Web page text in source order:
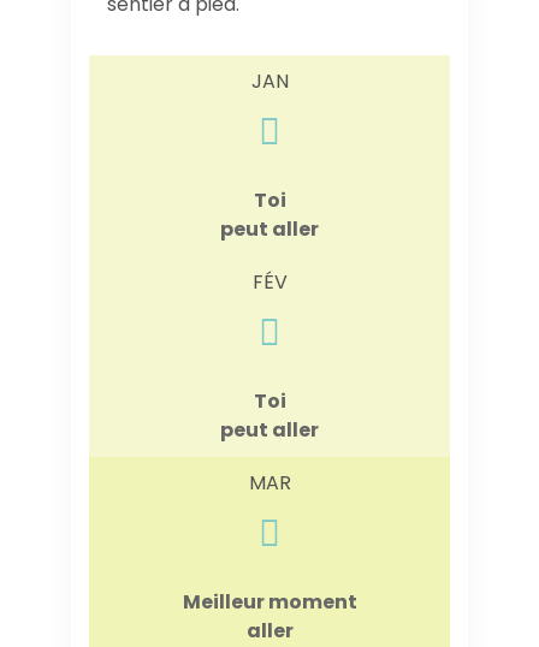
JAN
Toi
peut aller
FÉV
Toi
peut aller
MAR
Meilleur moment
aller